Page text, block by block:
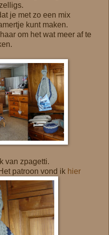
je met zo een mix
kunt maken.
om het wat meer af te
van zpagetti.
patroon vond ik hier